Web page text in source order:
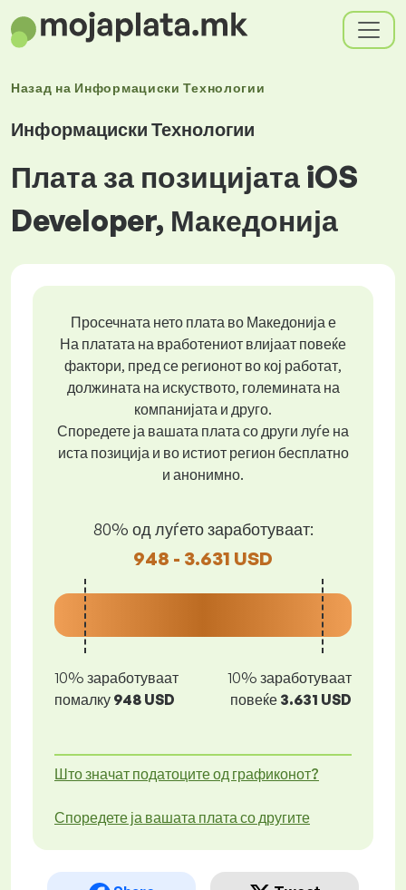
Назад на Информациски Технологии
Информациски Технологии
Плата за позицијата iOS
Developer, Македонија
Просечната нето плата во Македонија е
На платата на вработениот влијаат повеќе
фактори, пред се регионот во кој работат,
должината на искуството, големината на
компанијата и друго.
Споредете ја вашата плата со други луѓе на
иста позиција и во истиот регион бесплатно
и анонимно.
80% од луѓето заработуваат:
948 - 3.631 USD
10% заработуваат
помалку 948 USD
10% заработуваат
повеќе 3.631 USD
Што значат податоците од графиконот?
Споредете ја вашата плата со другите